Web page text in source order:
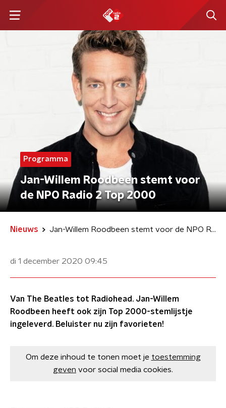
Programma
Jan-Willem Roodbeen stemt voor
de NPO Radio 2 Top 2000
Nieuws Jan-Willem Roodbeen stemt voor de NPO Radio 2 Top 2000
di 1 december 2020 09:45
Van The Beatles tot Radiohead. Jan-Willem
Roodbeen heeft ook zijn Top 2000-stemlijstje
ingeleverd. Beluister nu zijn favorieten!
Om deze inhoud te tonen moet je toestemming
geven voor social media cookies.